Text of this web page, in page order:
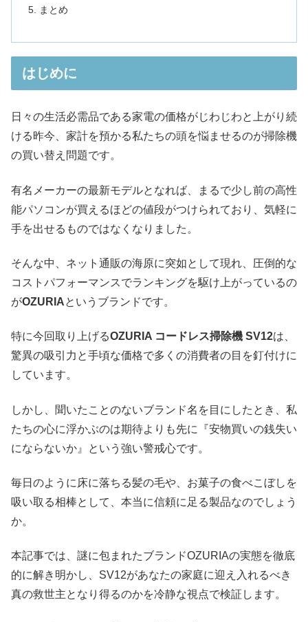
まとめ
はじめに
日々の生活必需品である家電の価格がじわじわと上がり続
ける昨今、家計を預かる私たちの頭を悩ませるのが掃除機
の買い替え問題です。
有名メーカーの最新モデルとなれば、まるで少し前の高性
能パソコンが買えるほどの値段がつけられており、気軽に
手を出せるものではなくなりました。
そんな中、ネット通販の海原に突如として現れ、圧倒的な
コストパフォーマンスでランキングを駆け上がっているの
がOZURIAというブランドです。
特に今回取り上げるOZURIA コードレス掃除機 SV12は、
驚異の吸引力と手頃な価格で多くの消費者の目を釘付けに
しています。
しかし、聞いたことのないブランド名を目にしたとき、私
たちの心に浮かぶのは期待よりも先に『安物買いの銭失い
にならないか』という強い警戒心です。
毎日のように床に落ちる髪の毛や、お菓子の食べこぼしを
吸い取る相棒として、本当に信頼に足る製品なのでしょう
か。
本記事では、謎に包まれたブランドOZURIAの実態を徹底
的に解き明かし、SV12があなたの家庭に迎え入れるべき
真の救世主となり得るのかを冷静な視点で検証します。